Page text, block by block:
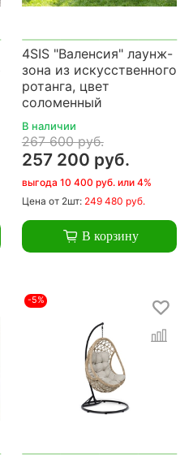
4SIS "Валенсия" лаунж-
зона из искусственного
ротанга, цвет
соломенный
В наличии
267 600 руб.
257 200 руб.
выгода 10 400 руб. или 4%
Цена от 2шт: 249 480 руб.
В корзину
-5%